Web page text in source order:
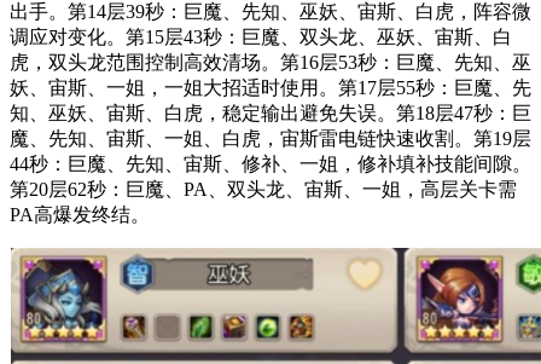
出手。第14层39秒：巨魔、先知、巫妖、宙斯、白虎，阵容微
调应对变化。第15层43秒：巨魔、双头龙、巫妖、宙斯、白
虎，双头龙范围控制高效清场。第16层53秒：巨魔、先知、巫
妖、宙斯、一姐，一姐大招适时使用。第17层55秒：巨魔、先
知、巫妖、宙斯、白虎，稳定输出避免失误。第18层47秒：巨
魔、先知、宙斯、一姐、白虎，宙斯雷电链快速收割。第19层
44秒：巨魔、先知、宙斯、修补、一姐，修补填补技能间隙。
第20层62秒：巨魔、PA、双头龙、宙斯、一姐，高层关卡需
PA高爆发终结。